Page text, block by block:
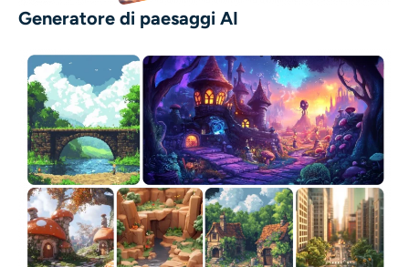
Generatore di paesaggi AI